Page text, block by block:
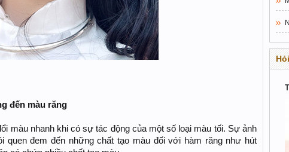
đến màu răng
màu nhanh khi có sự tác động của một số loại màu tối. Sự ảnh
quen đem đến những chất tạo màu đối với hàm răng như hút